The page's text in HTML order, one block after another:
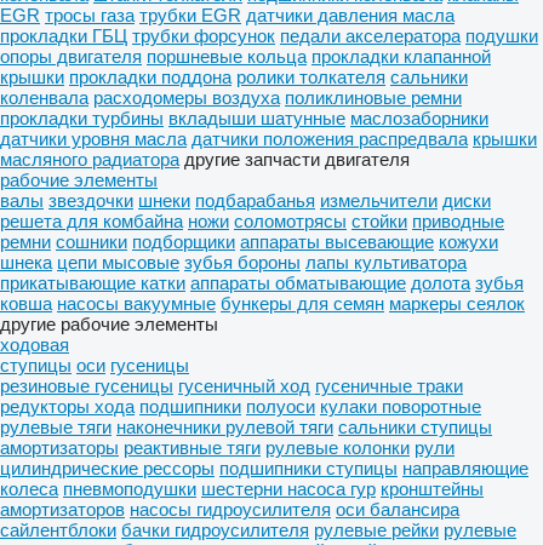
EGR тросы газа трубки EGR датчики давления масла
прокладки ГБЦ трубки форсунок педали акселератора подушки
опоры двигателя поршневые кольца прокладки клапанной
крышки прокладки поддона ролики толкателя сальники
коленвала расходомеры воздуха поликлиновые ремни
прокладки турбины вкладыши шатунные маслозаборники
датчики уровня масла датчики положения распредвала крышки
масляного радиатора другие запчасти двигателя
рабочие элементы
валы звездочки шнеки подбарабанья измельчители диски
решета для комбайна ножи соломотрясы стойки приводные
ремни сошники подборщики аппараты высевающие кожухи
шнека цепи мысовые зубья бороны лапы культиватора
прикатывающие катки аппараты обматывающие долота зубья
ковша насосы вакуумные бункеры для семян маркеры сеялок
другие рабочие элементы
ходовая
ступицы оси гусеницы
резиновые гусеницы гусеничный ход гусеничные траки
редукторы хода подшипники полуоси кулаки поворотные
рулевые тяги наконечники рулевой тяги сальники ступицы
амортизаторы реактивные тяги рулевые колонки рули
цилиндрические рессоры подшипники ступицы направляющие
колеса пневмоподушки шестерни насоса гур кронштейны
амортизаторов насосы гидроусилителя оси балансира
сайлентблоки бачки гидроусилителя рулевые рейки рулевые